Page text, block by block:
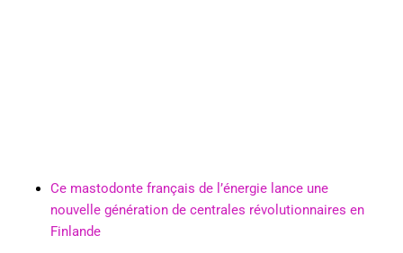
Ce mastodonte français de l’énergie lance une
nouvelle génération de centrales révolutionnaires en
Finlande